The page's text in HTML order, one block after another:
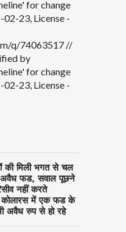
for change
23, License -
q/74063517 //
by
for change
23, License -
की मिली भगत से चल
फड, सवाल पूछने
नहीं करते
कोलारस में एक फड के
अवैध रुप से हो रहे